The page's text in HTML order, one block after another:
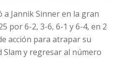
a Jannik Sinner en la gran
por 6-2, 3-6, 6-1 y 6-4, en 2
acción para atrapar su
y regresar al número